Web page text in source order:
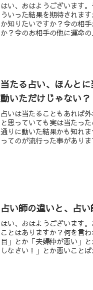
はい、おはようございます
ういった結果を期待されま
か知りたいですか？今の相
か？今のお相手の他に運命
当たる占い、ほんと
動いただけじゃない？
占いは当たることもあれば
と思っていても実は当たっ
通りに動いた結果かも知れ
ってのが流行った事があり
占い師の違いと、占
はい、おはようございます
ことはありますか？何を言
目」とか「夫婦仲が悪い」
しなさい！」とか悪いこと